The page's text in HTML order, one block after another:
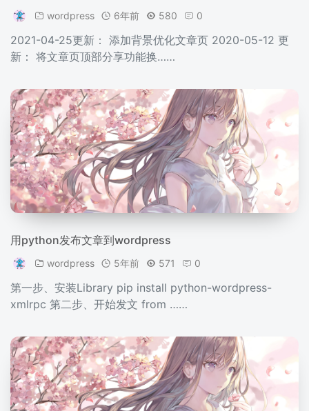
wordpress 6年前 580 0
2021-04-25更新： 添加背景优化文章页 2020-05-12 更
新： 将文章页顶部分享功能换……
用python发布文章到wordpress
wordpress 5年前 571 0
第一步、安装Library pip install python-wordpress-
xmlrpc 第二步、开始发文 from ……